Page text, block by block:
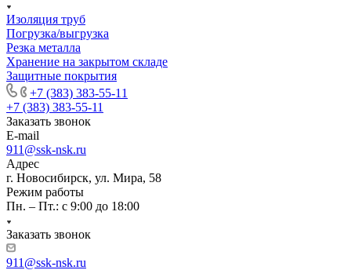
Изоляция труб
Погрузка/выгрузка
Резка металла
Хранение на закрытом складе
Защитные покрытия
+7 (383) 383-55-11
+7 (383) 383-55-11
Заказать звонок
E-mail
911@ssk-nsk.ru
Адрес
г. Новосибирск, ул. Мира, 58
Режим работы
Пн. – Пт.: с 9:00 до 18:00
Заказать звонок
911@ssk-nsk.ru